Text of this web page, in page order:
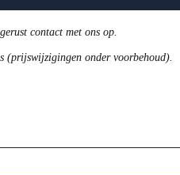
contact met ons op.
(prijswijzigingen onder voorbehoud).